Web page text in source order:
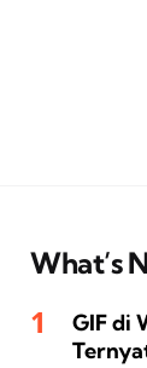
What’s
GIF di